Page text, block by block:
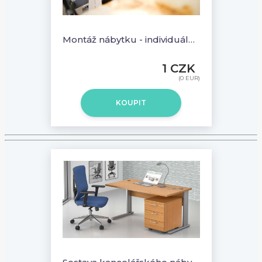
Montáž nábytku - individuální cena
1 CZK
(0 EUR)
KOUPIT